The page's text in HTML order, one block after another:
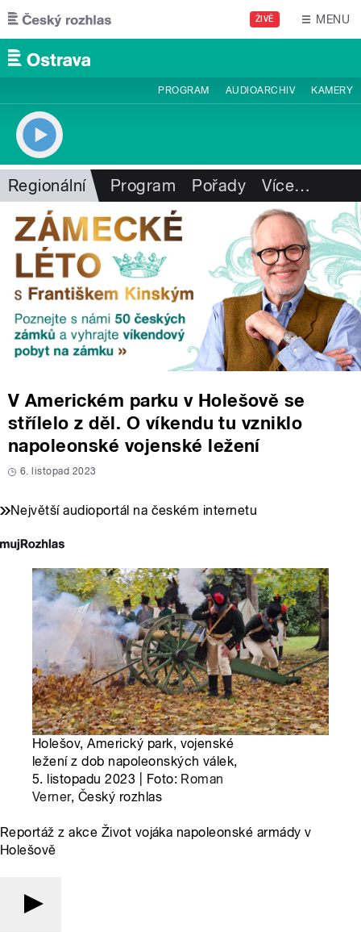
Přejít k hlavnímu obsahu
ŽIVĚ MENU
PROGRAM AUDIOARCHIV KAMERY
Regionální Program Pořady Více…
V Americkém parku v Holešově se
střílelo z děl. O víkendu tu vzniklo
napoleonské vojenské ležení
6. listopad 2023
Největší audioportál na českém internetu
Holešov, Americký park, vojenské
ležení z dob napoleonských válek,
5. listopadu 2023 | Foto: Roman
Verner, Český rozhlas
Reportáž z akce Život vojáka napoleonské armády v
Holešově